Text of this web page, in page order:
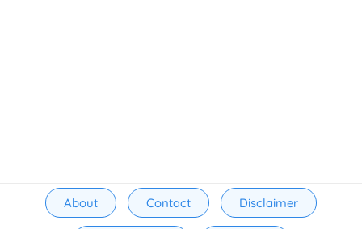
About Contact Disclaimer